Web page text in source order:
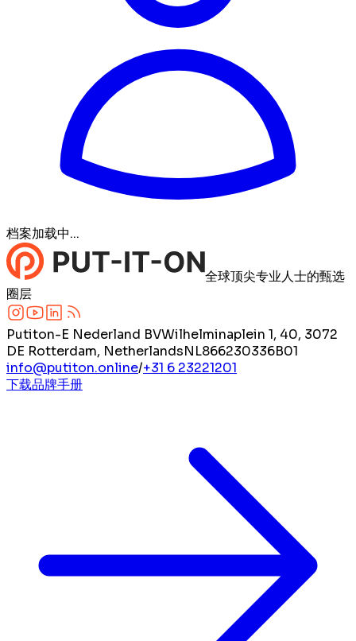
档案加载中...
全球顶尖专业人士的甄选
圈层
Putiton-E Nederland BVWilhelminaplein 1, 40, 3072
DE Rotterdam, NetherlandsNL866230336B01
info@putiton.online/+31 6 23221201
下载品牌手册